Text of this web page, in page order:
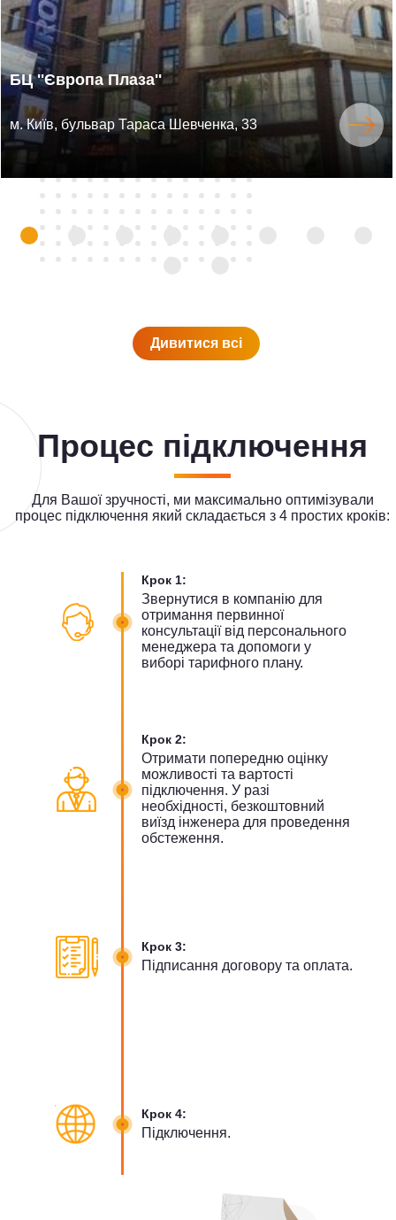
БЦ ''Європа Плаза''
м. Київ, бульвар Тараса Шевченка, 33
Дивитися всi
Процес підключення
Для Вашої зручності, ми максимально оптимізували
процес підключення який складається з 4 простих кроків:
Крок 1:
Звернутися в компанію для
отримання первинної
консультації від персонального
менеджера та допомоги у
виборі тарифного плану.
Крок 2:
Отримати попередню оцінку
можливості та вартості
підключення. У разі
необхідності, безкоштовний
виїзд інженера для проведення
обстеження.
Крок 3:
Підписання договору та оплата.
Крок 4:
Підключення.